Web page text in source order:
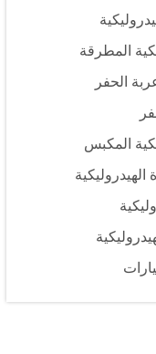
المطرقة
الحفر
المكبس